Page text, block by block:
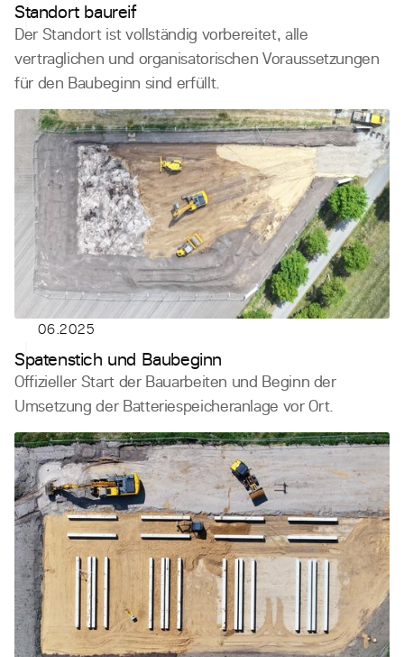
Standort baureif
Der Standort ist vollständig vorbereitet, alle
vertraglichen und organisatorischen Voraussetzungen
für den Baubeginn sind erfüllt.
06.2025
Spatenstich und Baubeginn
Offizieller Start der Bauarbeiten und Beginn der
Umsetzung der Batteriespeicheranlage vor Ort.